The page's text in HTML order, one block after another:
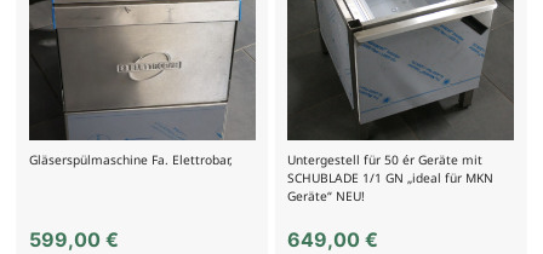
Gläserspülmaschine Fa. Elettrobar,
599,00 €
Untergestell für 50 ér Geräte mit
SCHUBLADE 1/1 GN „ideal für MKN
Geräte“ NEU!
649,00€